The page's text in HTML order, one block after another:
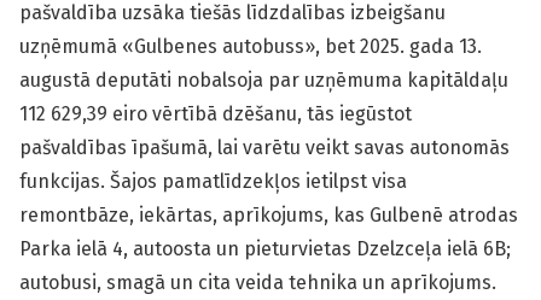
pašvaldība uzsāka tiešās līdzdalības izbeigšanu
uzņēmumā «Gulbenes autobuss», bet 2025. gada 13.
augustā deputāti nobalsoja par uzņēmuma kapitāldaļu
112 629,39 eiro vērtībā dzēšanu, tās iegūstot
pašvaldības īpašumā, lai varētu veikt savas autonomās
funkcijas. Šajos pamatlīdzekļos ietilpst visa
remontbāze, iekārtas, aprīkojums, kas Gulbenē atrodas
Parka ielā 4, autoosta un pieturvietas Dzelzceļa ielā 6B;
autobusi, smagā un cita veida tehnika un aprīkojums.